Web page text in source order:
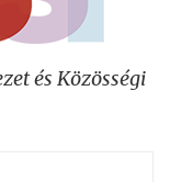
és Közösségi